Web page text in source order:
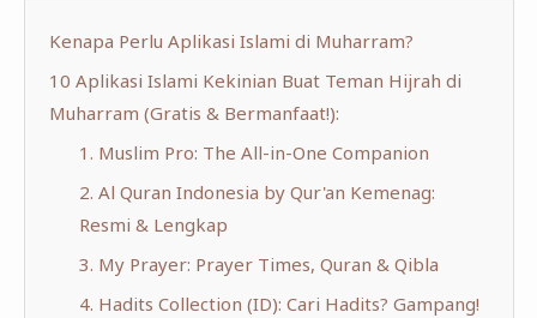
Kenapa Perlu Aplikasi Islami di Muharram?
10 Aplikasi Islami Kekinian Buat Teman Hijrah di
Muharram (Gratis & Bermanfaat!):
1. Muslim Pro: The All-in-One Companion
2. Al Quran Indonesia by Qur'an Kemenag:
Resmi & Lengkap
3. My Prayer: Prayer Times, Quran & Qibla
4. Hadits Collection (ID): Cari Hadits? Gampang!